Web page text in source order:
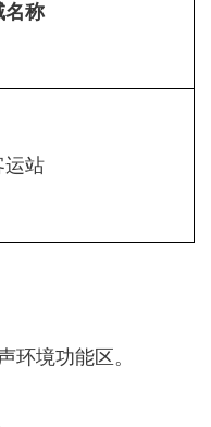
名称
运站
境功能区。